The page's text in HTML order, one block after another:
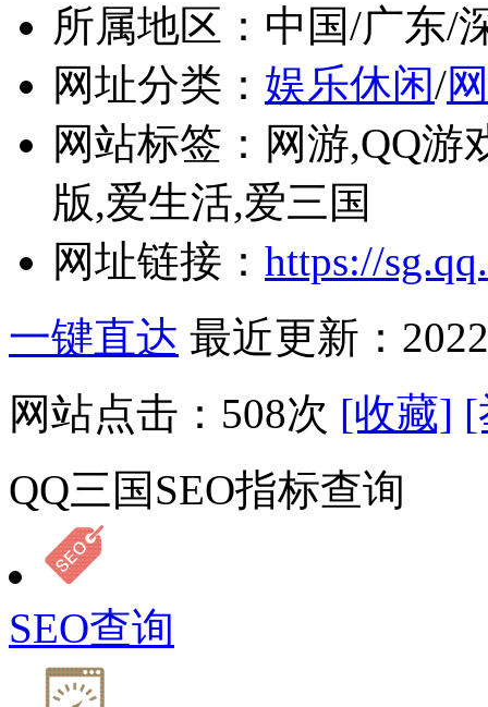
所属地区： 中国/广东/
网址分类： 娱乐休闲/
网站标签： 网游,QQ游
版,爱生活,爱三国
网址链接： https://
一键直达 最近更新：
网站点击： 508次 [收藏] [
QQ三国SEO指标查询
SEO查询